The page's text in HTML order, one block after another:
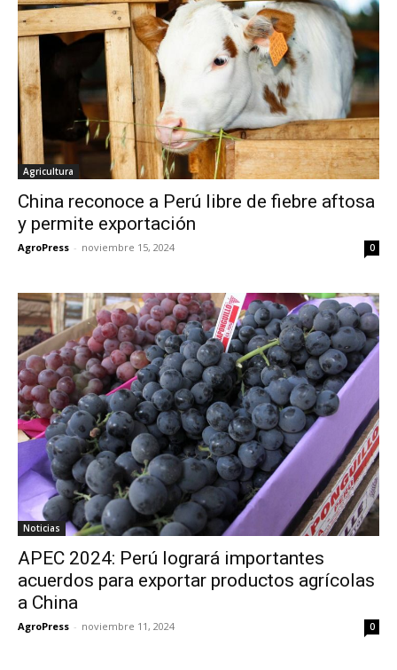
Agricultura
China reconoce a Perú libre de fiebre aftosa
y permite exportación
AgroPress - noviembre 15, 2024 0
Noticias
APEC 2024: Perú logrará importantes
acuerdos para exportar productos agrícolas
a China
AgroPress - noviembre 11, 2024 0